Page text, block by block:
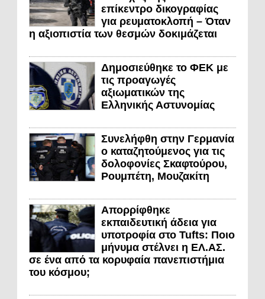
επίκεντρο δικογραφίας
για ρευματοκλοπή – Όταν
η αξιοπιστία των θεσμών δοκιμάζεται
Δημοσιεύθηκε το ΦΕΚ με
τις προαγωγές
αξιωματικών της
Ελληνικής Αστυνομίας
Συνελήφθη στην Γερμανία
ο καταζητούμενος για τις
δολοφονίες Σκαφτούρου,
Ρουμπέτη, Μουζακίτη
Απορρίφθηκε
εκπαιδευτική άδεια για
υποτροφία στο Tufts: Ποιο
μήνυμα στέλνει η ΕΛ.ΑΣ.
σε ένα από τα κορυφαία πανεπιστήμια
του κόσμου;